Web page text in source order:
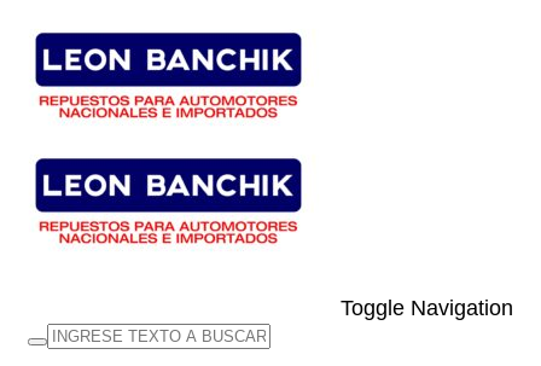
Toggle Navigation